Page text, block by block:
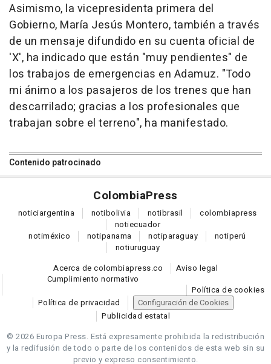
Asimismo, la vicepresidenta primera del
Gobierno, María Jesús Montero, también a través
de un mensaje difundido en su cuenta oficial de
'X', ha indicado que están "muy pendientes" de
los trabajos de emergencias en Adamuz. "Todo
mi ánimo a los pasajeros de los trenes que han
descarrilado; gracias a los profesionales que
trabajan sobre el terreno", ha manifestado.
Contenido patrocinado
ColombiaPress
noticiargentina notibolivia notibrasil colombiapress
notiecuador
notiméxico notipanama notiparaguay notiperú
notiuruguay
Acerca de colombiapress.co
Aviso legal
Cumplimiento normativo
Política de cookies
Política de privacidad
Configuración de Cookies
Publicidad estatal
© 2026 Europa Press. Está expresamente prohibida la redistribución
y la redifusión de todo o parte de los contenidos de esta web sin su
previo y expreso consentimiento.